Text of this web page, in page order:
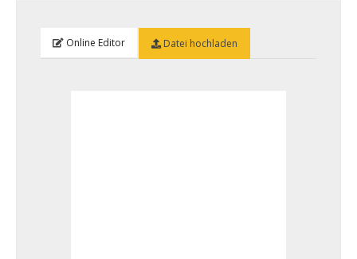
Online Editor Datei hochladen